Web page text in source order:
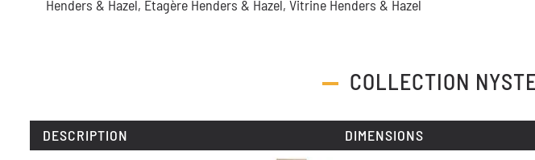
Henders & Hazel, Etagère Henders & Hazel, Vitrine Henders & Hazel
COLLECTION
DESCRIPTION DIMENSIONS